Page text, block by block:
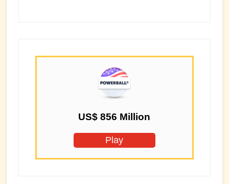
US$ 856 Million
Play